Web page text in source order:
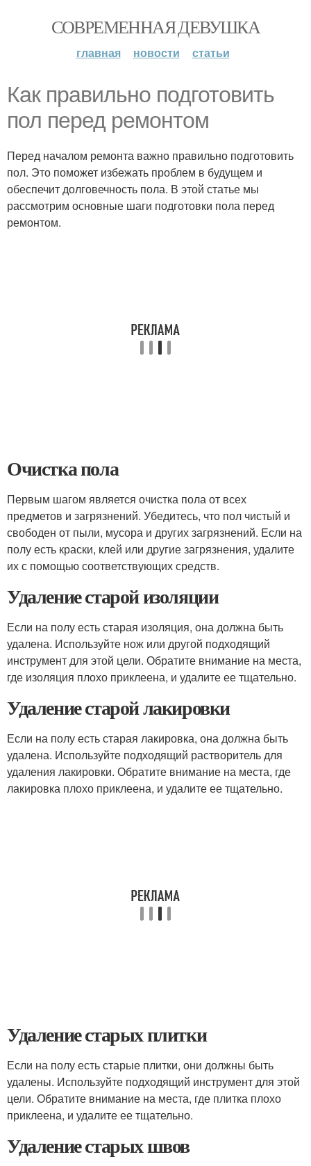
СОВРЕМЕННАЯ ДЕВУШКА
главная новости статьи
Как правильно подготовить
пол перед ремонтом
Перед началом ремонта важно правильно подготовить
пол. Это поможет избежать проблем в будущем и
обеспечит долговечность пола. В этой статье мы
рассмотрим основные шаги подготовки пола перед
ремонтом.
Очистка пола
Первым шагом является очистка пола от всех
предметов и загрязнений. Убедитесь, что пол чистый и
свободен от пыли, мусора и других загрязнений. Если на
полу есть краски, клей или другие загрязнения, удалите
их с помощью соответствующих средств.
Удаление старой изоляции
Если на полу есть старая изоляция, она должна быть
удалена. Используйте нож или другой подходящий
инструмент для этой цели. Обратите внимание на места,
где изоляция плохо приклеена, и удалите ее тщательно.
Удаление старой лакировки
Если на полу есть старая лакировка, она должна быть
удалена. Используйте подходящий растворитель для
удаления лакировки. Обратите внимание на места, где
лакировка плохо приклеена, и удалите ее тщательно.
Удаление старых плитки
Если на полу есть старые плитки, они должны быть
удалены. Используйте подходящий инструмент для этой
цели. Обратите внимание на места, где плитка плохо
приклеена, и удалите ее тщательно.
Удаление старых швов